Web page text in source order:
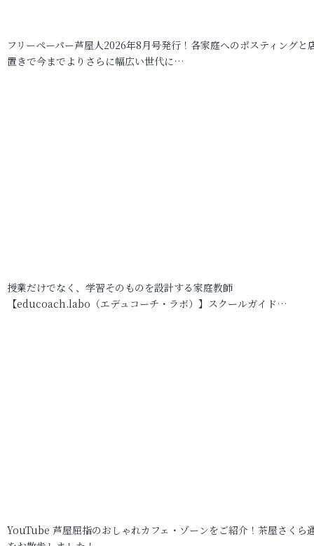
フリーペーパー芦屋人2026年8月号発行！各家庭へのポスティングと
置きで今までよりさらに幅広い世代に…
授業だけでなく、学習そのものを設計する家庭教師
【educoach.labo（エデュコーチ・ラボ）】スクールガイド…
YouTube 芦屋屈指のおしゃれカフェ・ゾーンをご紹介！茶屋さくら